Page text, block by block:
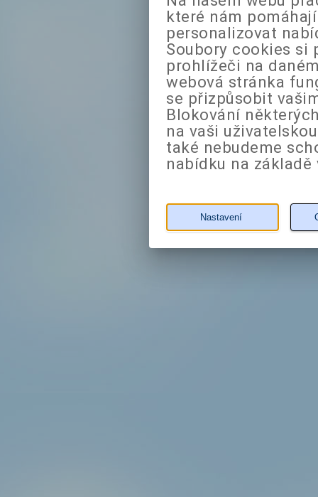
které nám
personalizovat
Soubory cookies si
prohlížeči na
webová stránka
se přizpůsobit
Blokování
na vaši
také nebudeme
nabídku na
Nastavení